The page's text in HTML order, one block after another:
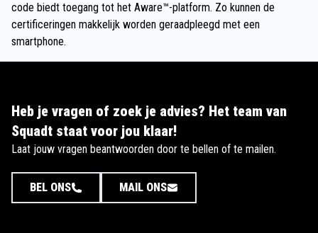
code biedt toegang tot het Aware™-platform. Zo kunnen de
certificeringen makkelijk worden geraadpleegd met een
smartphone.
Heb je vragen of zoek je advies? Het team van
Squadt staat voor jou klaar!
Laat jouw vragen beantwoorden door te bellen of te mailen.
BEL ONS MAIL ONS